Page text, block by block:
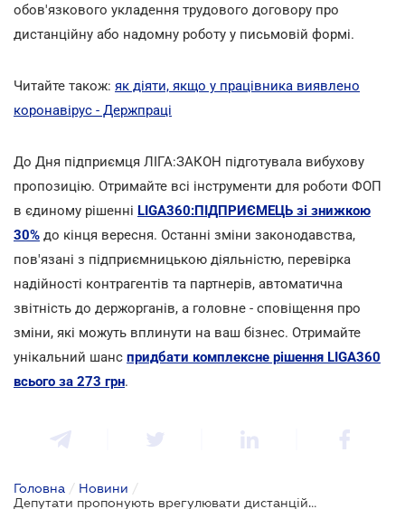
обов'язкового укладення трудового договору про
дистанційну або надомну роботу у письмовій формі.
Читайте також: як діяти, якщо у працівника виявлено
коронавірус - Держпраці
До Дня підприємця ЛІГА:ЗАКОН підготувала вибухову
пропозицію. Отримайте всі інструменти для роботи ФОП
в єдиному рішенні LIGA360:ПІДПРИЄМЕЦЬ зі знижкою
30% до кінця вересня. Останні зміни законодавства,
пов'язані з підприємницькою діяльністю, перевірка
надійності контрагентів та партнерів, автоматична
звітність до держорганів, а головне - сповіщення про
зміни, які можуть вплинути на ваш бізнес. Отримайте
унікальний шанс придбати комплексне рішення LIGA360
всього за 273 грн.
Головна / Новини /
Депутати пропонують врегулювати дистанційну роботу по-новому